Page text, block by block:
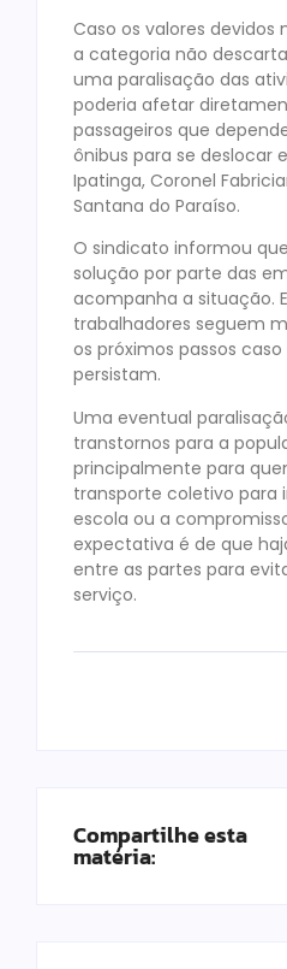
Caso os valores devidos
a categoria não
uma paralisação das
poderia afetar
passageiros que
ônibus para se deslocar
Ipatinga, Coronel
Santana do Paraíso.
O sindicato informou
solução por parte das
acompanha a situação.
trabalhadores seguem
os próximos passos
persistam.
Uma eventual
transtornos para a
principalmente para
transporte coletivo para
escola ou a
expectativa é de que
entre as partes para
serviço.
Compartilhe esta
matéria: